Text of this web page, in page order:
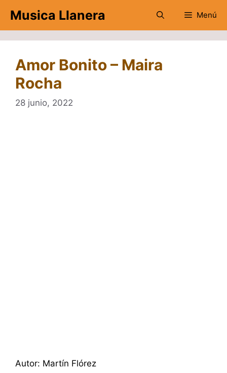
contenido
Musica Llanera Menú
Amor Bonito – Maira
Rocha
28 junio, 2022
Autor: Martín Flórez